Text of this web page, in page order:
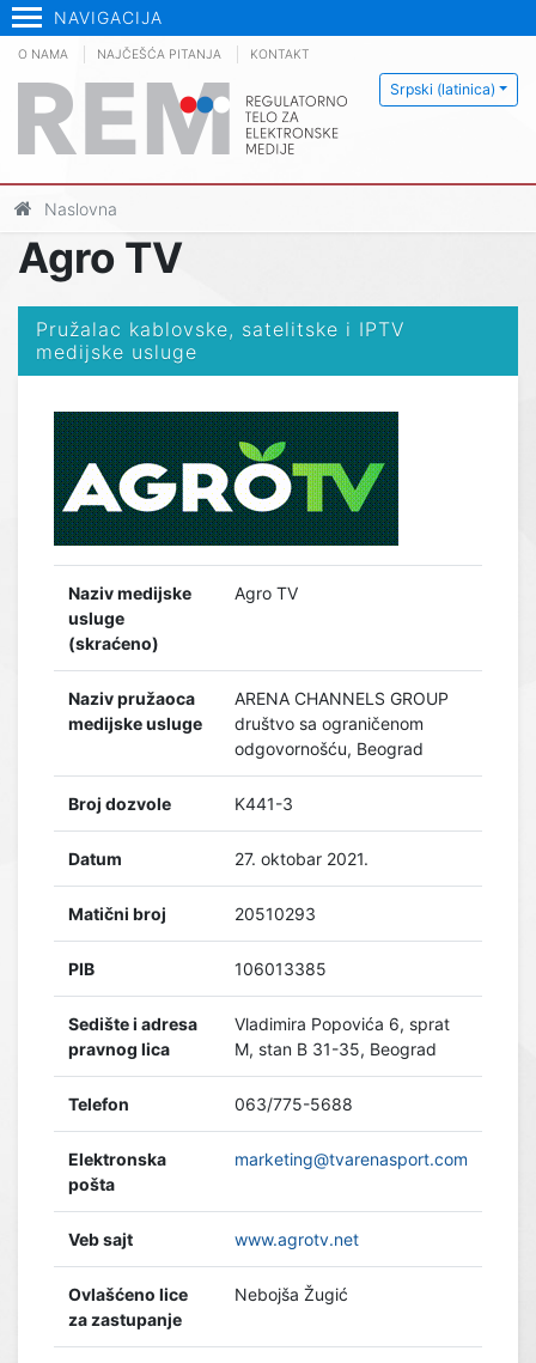
NAVIGACIJA
Srpski (latinica)
O NAMA NAJČEŠĆA PITANJA KONTAKT
Naslovna
Agro TV
Pružalac kablovske, satelitske i IPTV
medijske usluge
Naziv medijske
usluge
(skraćeno)
Agro TV
Naziv pružaoca
medijske usluge
ARENA CHANNELS GROUP
društvo sa ograničenom
odgovornošću, Beograd
Broj dozvole K441-3
Datum 27. oktobar 2021.
Matični broj 20510293
PIB 106013385
Sedište i adresa
pravnog lica
Vladimira Popovića 6, sprat
M, stan B 31-35, Beograd
Telefon 063/775-5688
Elektronska
pošta
marketing@tvarenasport.com
Veb sajt www.agrotv.net
Ovlašćeno lice
za zastupanje
Nebojša Žugić